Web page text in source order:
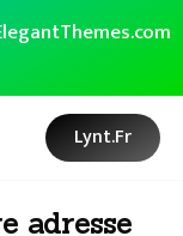
Lynt.fr
adresse